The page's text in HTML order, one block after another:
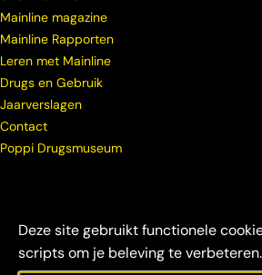
Deze site gebruikt functionele
scripts om je beleving te verbeteren.
Mainline magazine
Mainline Rapporten
Leren met Mainline
Drugs en Gebruik
Jaarverslagen
Contact
Poppi Drugsmuseum